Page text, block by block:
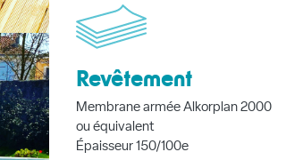
Revêtement
Membrane armée Alkorplan 2000
ou équivalent
Épaisseur 150/100e